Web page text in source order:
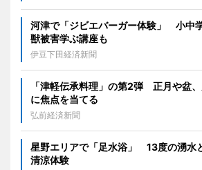
河津で「ジビエバーガー体験」 小中
獣被害学ぶ講座も
伊豆下田経済新聞
「津軽伝承料理」の第2弾 正月や盆
に焦点を当てる
弘前経済新聞
星野エリアで「足水浴」 13度の湧水
清涼体験